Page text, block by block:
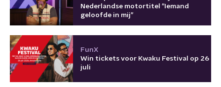
Nederlandse motortitel "Iemand
geloofde in mij"
FunX
Win tickets voor Kwaku Festival op 26
juli